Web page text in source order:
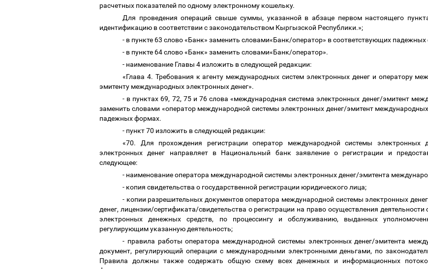
расчетных показателей по одному электронному кошельку.
Для проведения операций свыше суммы, указанной в абзаце первом настоящего
идентификацию в соответствии с законодательством Кыргызской Республики.»;
- в пункте 63 слово «Банк» заменить словами«Банк/оператор» в соответствующих
- в пункте 64 слово «Банк» заменить словами«Банк/оператор».
- наименование Главы 4 изложить в следующей редакции:
«Глава 4. Требования к агенту международных систем электронных денег и оператору
эмитенту международных электронных денег».
- в пунктах 69, 72, 75 и 76 слова «международная система электронных денег/эмитент
заменить словами «оператор международной системы электронных денег/эмитент
падежных формах.
- пункт 70 изложить в следующей редакции:
«70. Для прохождения регистрации оператор международной системы электронных
электронных денег направляет в Национальный банк заявление о регистрации и
следующее:
- наименование оператора международной системы электронных денег/эмитента
- копия свидетельства о государственной регистрации юридического лица;
- копии разрешительных документов оператора международной системы электронных
денег, лицензии/сертификата/свидетельства о регистрации на право осуществления
электронных денежных средств, по процессингу и обслуживанию, выданных
регулирующим указанную деятельность;
- правила работы оператора международной системы электронных денег/эмитента
документ, регулирующий операции с международными электронными деньгами, по
Правила должны также содержать общую схему всех денежных и информационных